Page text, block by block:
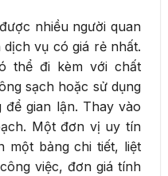
nhiều người quan
vụ có giá rẻ nhất.
thể đi kèm với chất
sạch hoặc sử dụng
gian lận. Thay vào
Một đơn vị uy tín
một bảng chi tiết, liệt
việc, đơn giá tính